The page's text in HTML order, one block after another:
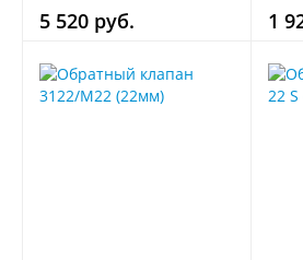
5 520 руб. 1